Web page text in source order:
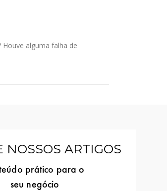
alguma falha de
NOSSOS ARTIGOS
prático para o
seu negócio